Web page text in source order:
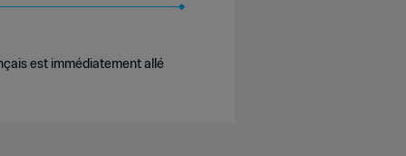
est immédiatement allé